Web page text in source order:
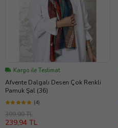
Kargo ile Teslimat
Afvente Dalgalı Desen Çok Renkli
Pamuk Şal (36)
(4)
399,90 TL
239,94 TL